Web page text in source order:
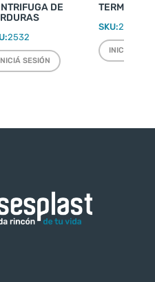
DE
2532
SESIÓN
TERMO
SKU:2220
INICIÁ